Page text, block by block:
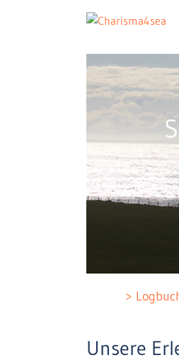
Unsere